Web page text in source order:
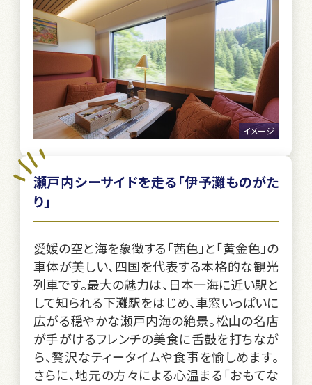
イメージ
瀬戸内シーサイドを走る「伊予灘ものがた
り」
愛媛の空と海を象徴する「茜色」と「黄金色」の
車体が美しい、四国を代表する本格的な観光
列車です。最大の魅力は、日本一海に近い駅と
して知られる下灘駅をはじめ、車窓いっぱいに
広がる穏やかな瀬戸内海の絶景。松山の名店
が手がけるフレンチの美食に舌鼓を打ちなが
ら、贅沢なティータイムや食事を愉しめます。
さらに、地元の方々による心温まる「おもてな